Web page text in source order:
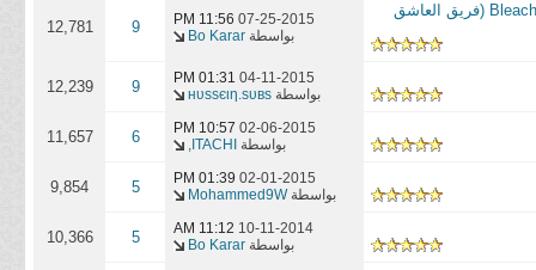
مانجا بليتش الفصل 635 بعنوان: الشخص الغامض ذو الرداء || Bleach Ch 635 : Hooded Enigma (فريق العاشق 07-25-2015
11:56 PM
بواسطة Bo Karar
9
12,781
04-11-2015
01:31 PM
بواسطة нυѕѕєιη.ѕυвѕ
9
12,239
02-06-2015
10:57 PM
بواسطة
ITACHI,
6
11,657
02-01-2015
01:39 PM
بواسطةMohammed9W
5
9,854
10-11-2014
11:12 AM
بواسطة Bo Karar
5
10,366